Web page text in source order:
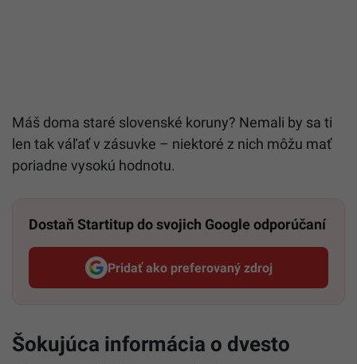
Máš doma staré slovenské koruny? Nemali by sa ti
len tak váľať v zásuvke – niektoré z nich môžu mať
poriadne vysokú hodnotu.
Dostaň Startitup do svojich Google odporúčaní
Pridať ako preferovaný zdroj
Startitup, odkaz sa otvorí v
Šokujúca informácia o dvesto